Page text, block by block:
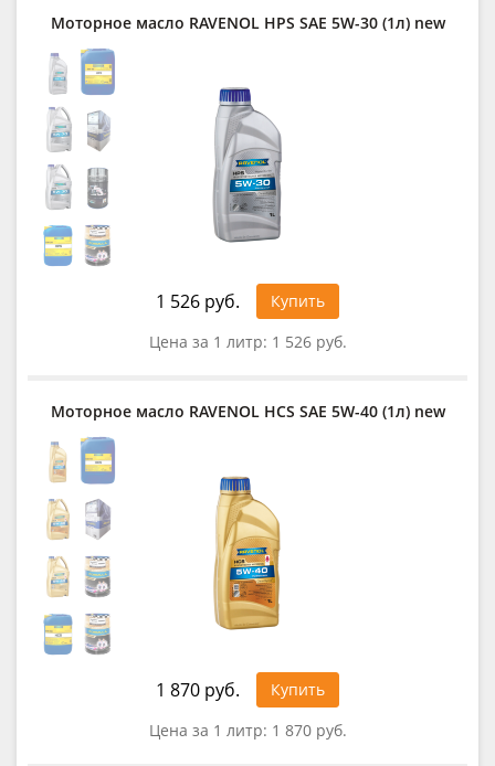
Моторное масло RAVENOL HPS SAE 5W-30 (1л) new
1 526 руб.
Купить
Цена за 1 литр: 1 526 руб.
Моторное масло RAVENOL HCS SAE 5W-40 (1л) new
1 870 руб.
Купить
Цена за 1 литр: 1 870 руб.